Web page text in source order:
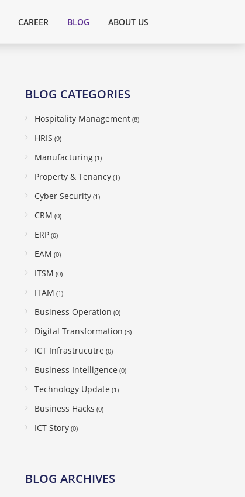
CAREER BLOG ABOUT US
BLOG CATEGORIES
Hospitality Management (8)
HRIS (9)
Manufacturing (1)
Property & Tenancy (1)
Cyber Security (1)
CRM (0)
ERP (0)
EAM (0)
ITSM (0)
ITAM (1)
Business Operation (0)
Digital Transformation (3)
ICT Infrastrucutre (0)
Business Intelligence (0)
Technology Update (1)
Business Hacks (0)
ICT Story (0)
BLOG ARCHIVES